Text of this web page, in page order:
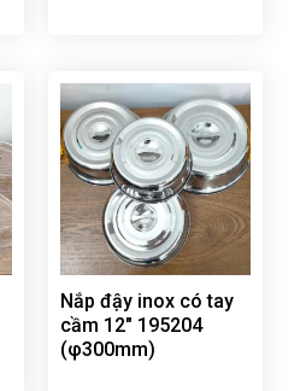
Nắp đậy inox có tay
cầm 12″ 195204
(φ300mm)